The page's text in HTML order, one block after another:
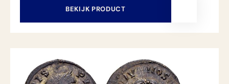
BEKIJK PRODUCT